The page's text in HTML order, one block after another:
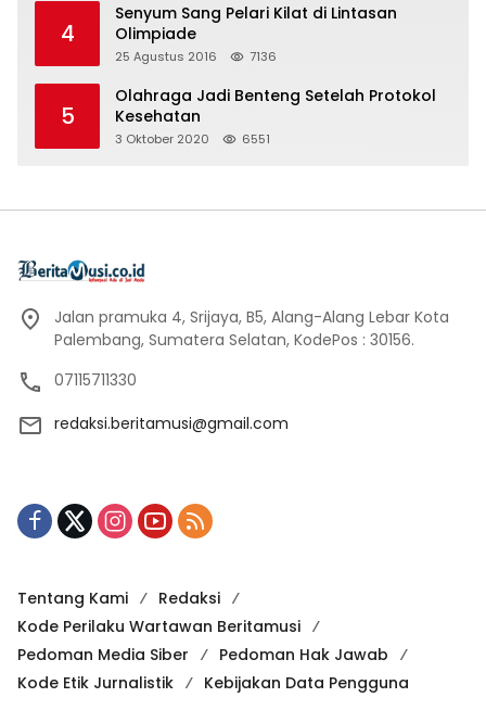
4
Senyum Sang Pelari Kilat di Lintasan
Olimpiade
25 Agustus 2016 7136
5
Olahraga Jadi Benteng Setelah Protokol
Kesehatan
3 Oktober 2020 6551
Jalan pramuka 4, Srijaya, B5, Alang-Alang Lebar Kota
Palembang, Sumatera Selatan, KodePos : 30156.
07115711330
redaksi.beritamusi@gmail.com
Tentang Kami
Redaksi
Kode Perilaku Wartawan Beritamusi
Pedoman Media Siber
Pedoman Hak Jawab
Kode Etik Jurnalistik
Kebijakan Data Pengguna